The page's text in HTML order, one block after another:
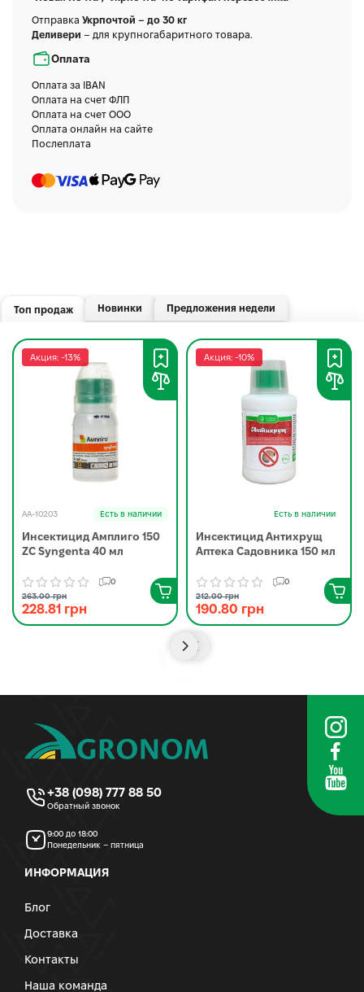
Отправка Укрпочтой – до 30 кг
Деливери – для крупногабаритного товара.
Оплата
Оплата за IBAN
Оплата на счет ФЛП
Оплата на счет ООО
Оплата онлайн на сайте
Послеплата
Топ продаж Новинки Предложения недели
Акция: -13%
AA-10203 Есть в наличии
Инсектицид Амплиго 150
ZC Syngenta 40 мл
0
263.00 грн
228.81 грн
Акция: -10%
Есть в наличии
Инсектицид Антихрущ
Аптека Садовника 150 мл
0
212.00 грн
190.80 грн
+38 (098) 777 88 50
Обратный звонок
9:00 до 18:00
Понедельник – пятница
ИНФОРМАЦИЯ
Блог
Доставка
Контакты
Наша команда